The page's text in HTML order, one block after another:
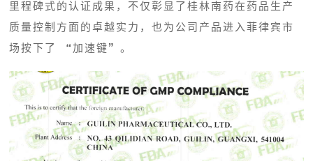
里程碑式的认证成果，不仅彰显了桂林南药在药品生产
质量控制方面的卓越实力，也为公司产品进入菲律宾市
场按下了 “加速键”。